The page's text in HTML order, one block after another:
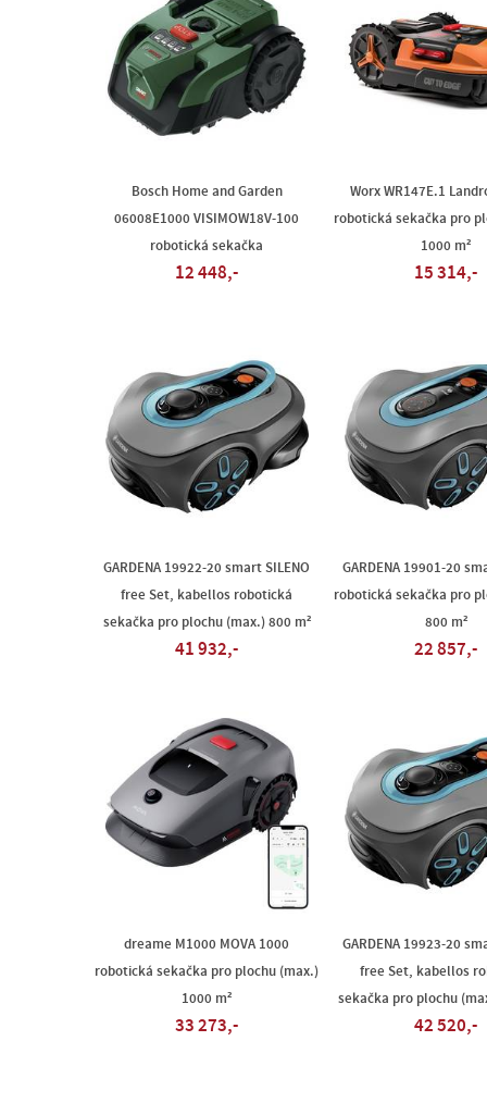
Bosch Home and Garden
06008E1000 VISIMOW18V-100
robotická sekačka
12 448,-
Worx WR147E.1
robotická sekačka pro
1000 m²
15 314,-
GARDENA 19922-20 smart SILENO
free Set, kabellos robotická
sekačka pro plochu (max.) 800 m²
41 932,-
GARDENA 19901-20
robotická sekačka pro
800 m²
22 857,-
dreame M1000 MOVA 1000
robotická sekačka pro plochu (max.)
1000 m²
33 273,-
GARDENA 19923-20
free Set, kabellos
sekačka pro plochu
42 520,-